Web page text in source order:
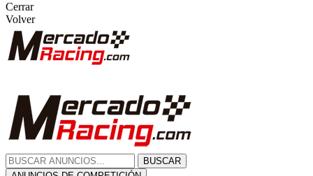
Cerrar
Volver
BUSCAR
ANUNCIOS DE COMPETICIÓN